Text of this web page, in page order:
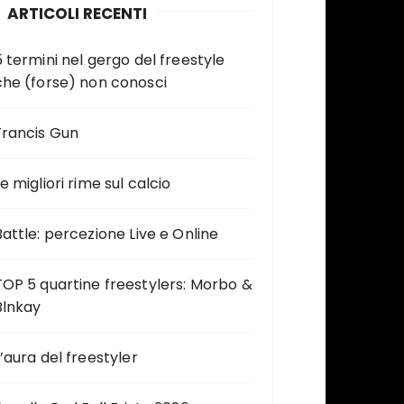
ARTICOLI RECENTI
termini nel gergo del freestyle
(forse) non conosci
Gun
migliori rime sul calcio
percezione Live e Online
5 quartine freestylers: Morbo &
del freestyler